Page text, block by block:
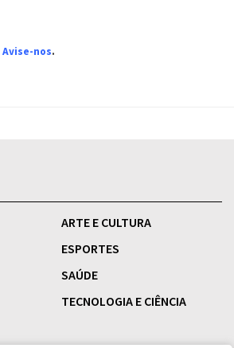
Avise-nos.
ARTE E CULTURA
ESPORTES
SAÚDE
TECNOLOGIA E CIÊNCIA